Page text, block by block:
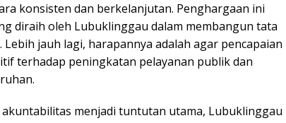
konsisten dan berkelanjutan. Penghargaan ini
diraih oleh Lubuklinggau dalam membangun tata
jauh lagi, harapannya adalah agar pencapaian
terhadap peningkatan pelayanan publik dan
menjadi tuntutan utama, Lubuklinggau